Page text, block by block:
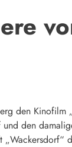
den
den